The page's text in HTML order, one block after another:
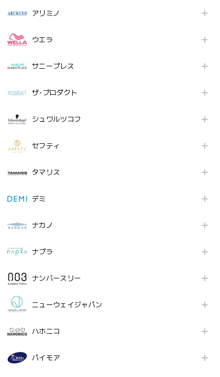
アリミノ
ウエラ
サニープレス
ザ･プロダクト
シュワルツコフ
セフティ
タマリス
デミ
ナカノ
ナプラ
ナンバースリー
ニューウェイジャパン
ハホニコ
パイモア